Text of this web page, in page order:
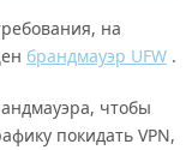
на
брандмауэр UFW.
чтобы
покидать VPN,